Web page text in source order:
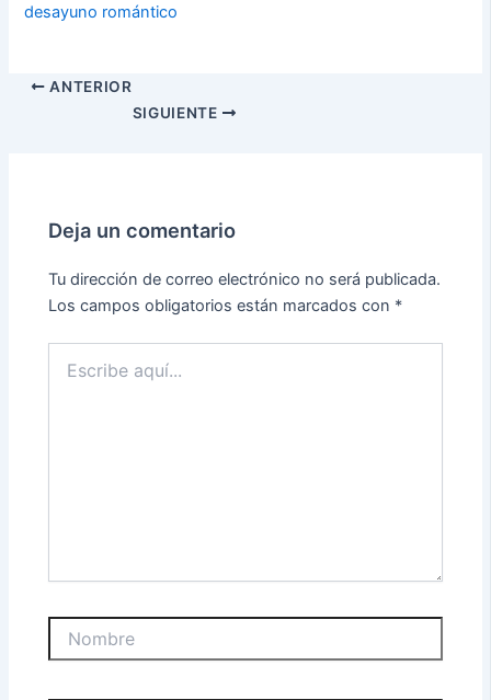
desayuno romántico
ANTERIOR
SIGUIENTE
Deja un comentario
Tu dirección de correo electrónico no será publicada.
Los campos obligatorios están marcados con *
aquí...